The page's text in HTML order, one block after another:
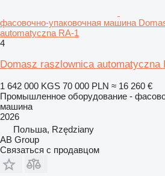
фасовочно-упаковочная машина
automatyczna RA-1
4
Domasz raszlownica automatyczna
1 642 000 KGS 70 000 PLN ≈ 16 260 €
Промышленное оборудование -
машина
2026
Польша, Rzędziany
AB Group
Связаться с продавцом